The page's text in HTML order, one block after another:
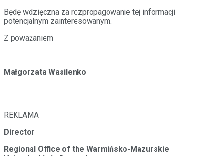
Będę wdzięczna za rozpropagowanie tej informacji
potencjalnym zainteresowanym.
Z poważaniem
Małgorzata Wasilenko
REKLAMA
Director
Regional Office of the Warmińsko-Mazurskie